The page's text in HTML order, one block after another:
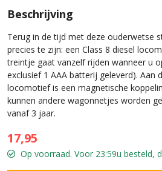
Beschrijving
Terug in de tijd met deze ouderwetse
precies te zijn: een Class 8 diesel
treintje gaat vanzelf rijden wanneer u
exclusief 1 AAA batterij geleverd). Aan
locomotief is een magnetische
kunnen andere wagonnetjes worden
vanaf 3 jaar.
17,95
Op voorraad. Voor 23:59u besteld,